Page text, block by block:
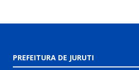
PREFEITURA DE JURUTI